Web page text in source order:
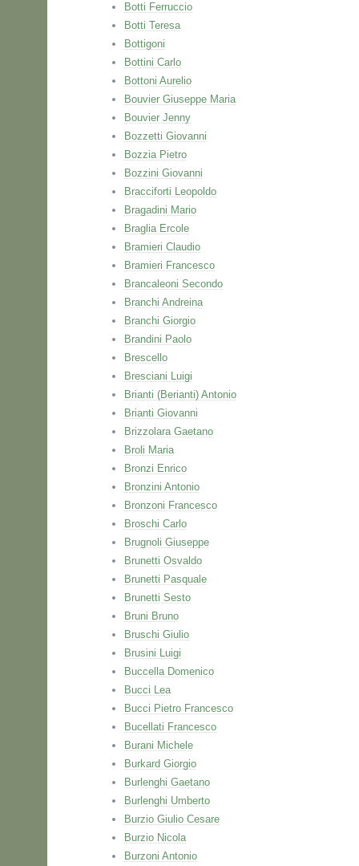
Botti Ferruccio
Botti Teresa
Bottigoni
Bottini Carlo
Bottoni Aurelio
Bouvier Giuseppe Maria
Bouvier Jenny
Bozzetti Giovanni
Bozzia Pietro
Bozzini Giovanni
Bracciforti Leopoldo
Bragadini Mario
Braglia Ercole
Bramieri Claudio
Bramieri Francesco
Brancaleoni Secondo
Branchi Andreina
Branchi Giorgio
Brandini Paolo
Brescello
Bresciani Luigi
Brianti (Berianti) Antonio
Brianti Giovanni
Brizzolara Gaetano
Broli Maria
Bronzi Enrico
Bronzini Antonio
Bronzoni Francesco
Broschi Carlo
Brugnoli Giuseppe
Brunetti Osvaldo
Brunetti Pasquale
Brunetti Sesto
Bruni Bruno
Bruschi Giulio
Brusini Luigi
Buccella Domenico
Bucci Lea
Bucci Pietro Francesco
Bucellati Francesco
Burani Michele
Burkard Giorgio
Burlenghi Gaetano
Burlenghi Umberto
Burzio Giulio Cesare
Burzio Nicola
Burzoni Antonio